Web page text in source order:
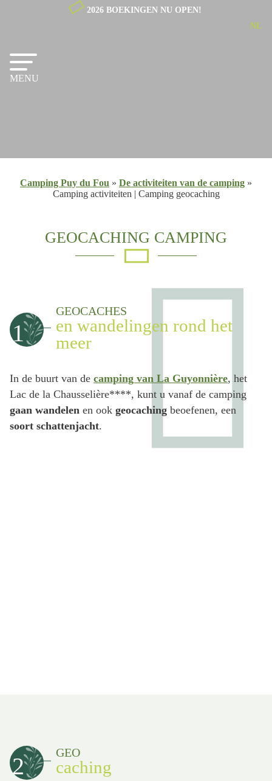
2026 BOEKINGEN NU OPEN!
NL
MENU
Camping Puy du Fou » De activiteiten van de camping »
Camping activiteiten | Camping geocaching
GEOCACHING CAMPING
1
GEOCACHES
en wandelingen rond het
meer
In de buurt van de camping van La Guyonnière, het
Lac de la Chausselière****, kunt u vanaf de camping
gaan wandelen en ook geocaching beoefenen, een
soort schattenjacht.
2 GEO
caching